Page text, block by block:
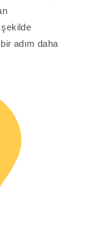
şekilde
adım daha